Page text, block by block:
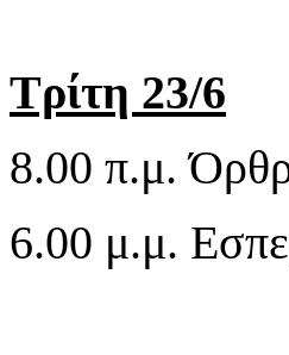
Τρίτη 23/6
8.00 π.μ.
6.00 μ.μ.